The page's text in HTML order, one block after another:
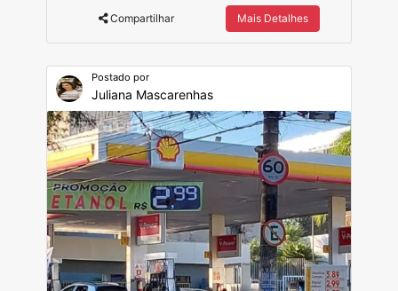
Compartilhar Mais Detalhes
Postado por
Juliana Mascarenhas